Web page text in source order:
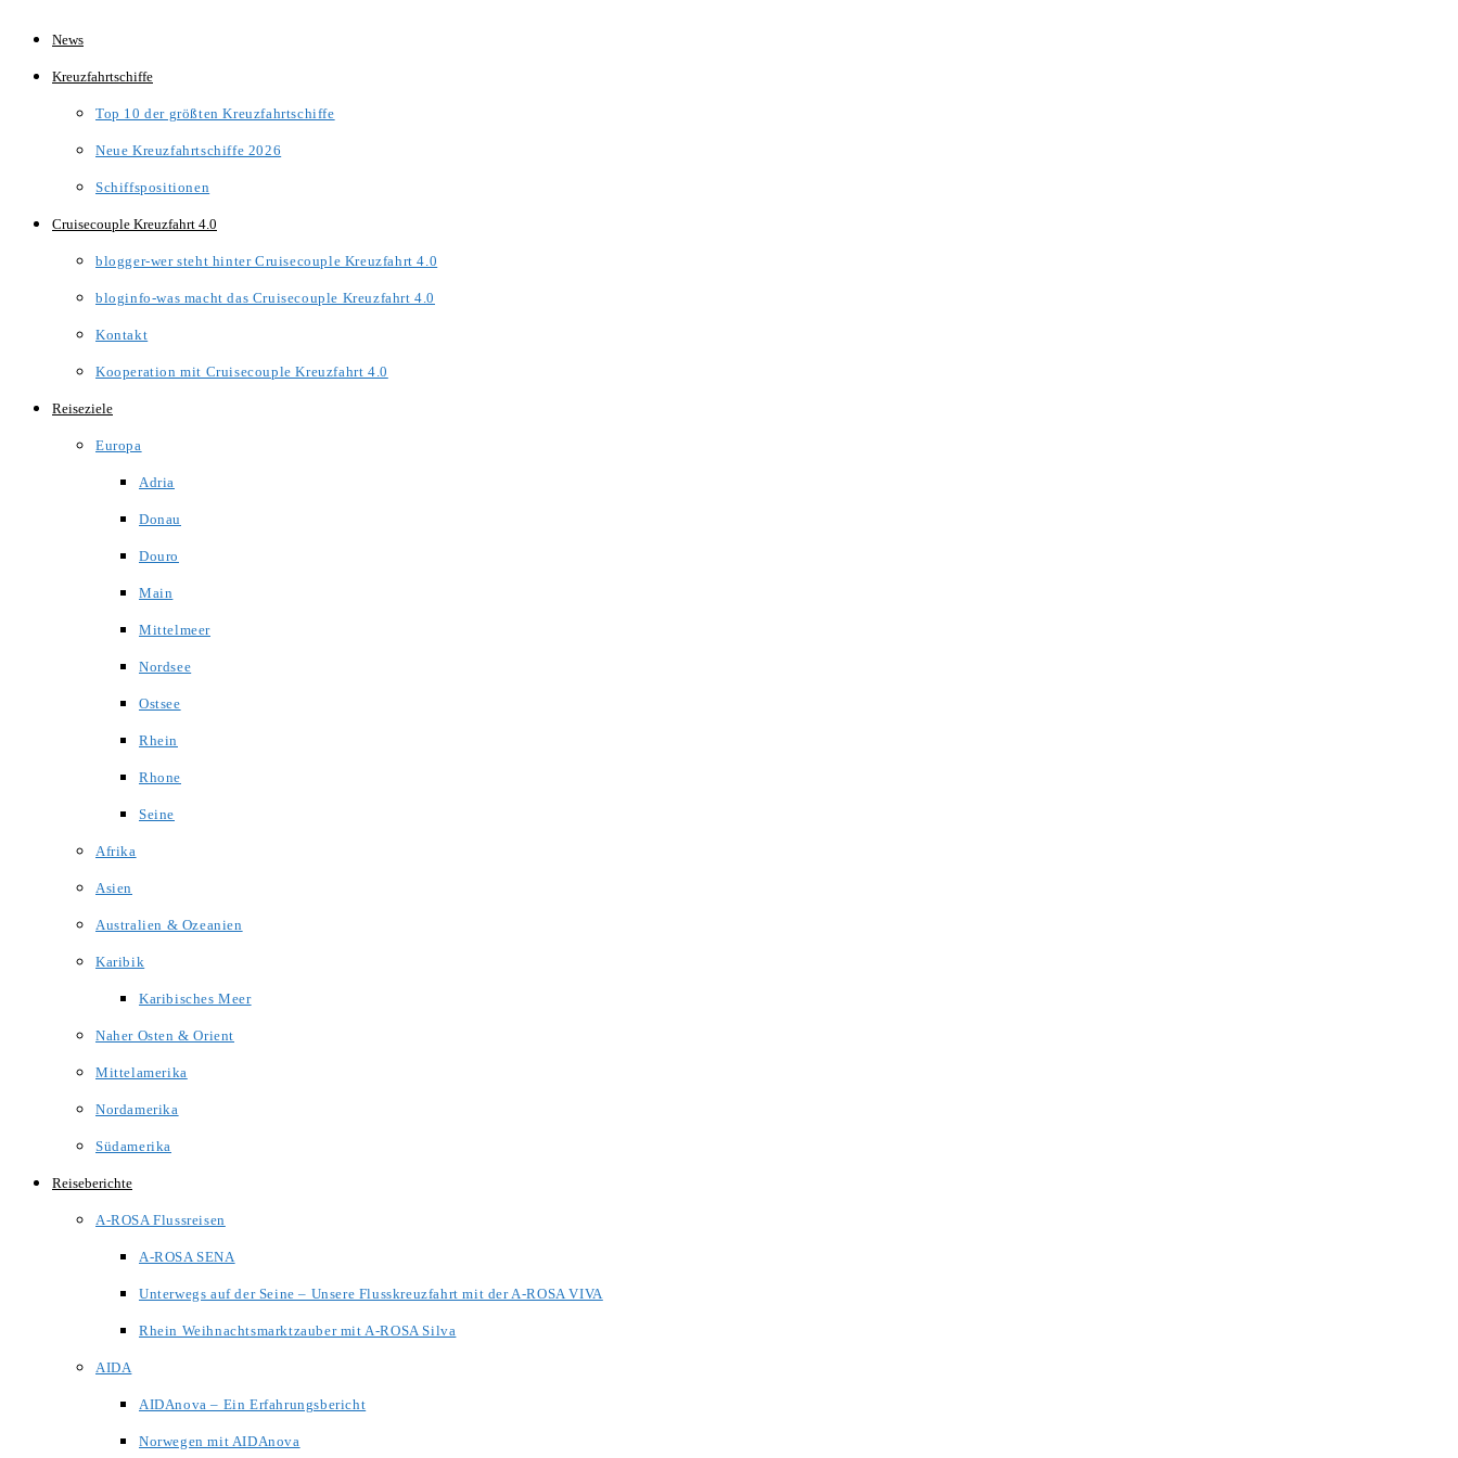
Zum
Inhalt
News
Kreuzfahrtschiffe
Top 10 der größten Kreuzfahrtschiffe
Neue Kreuzfahrtschiffe 2026
Schiffspositionen
Cruisecouple Kreuzfahrt 4.0
blogger-wer steht hinter Cruisecouple Kreuzfahrt 4.0
bloginfo-was macht das Cruisecouple Kreuzfahrt 4.0
Kontakt
Kooperation mit Cruisecouple Kreuzfahrt 4.0
Reiseziele
Europa
Adria
Donau
Douro
Main
Mittelmeer
Nordsee
Ostsee
Rhein
Rhone
Seine
Afrika
Asien
Australien & Ozeanien
Karibik
Karibisches Meer
Naher Osten & Orient
Mittelamerika
Nordamerika
Südamerika
Reiseberichte
A-ROSA Flussreisen
A-ROSA SENA
Unterwegs auf der Seine – Unsere Flusskreuzfahrt mit der A-ROSA VIVA
Rhein Weihnachtsmarktzauber mit A-ROSA Silva
AIDA
AIDAnova – Ein Erfahrungsbericht
Norwegen mit AIDAnova